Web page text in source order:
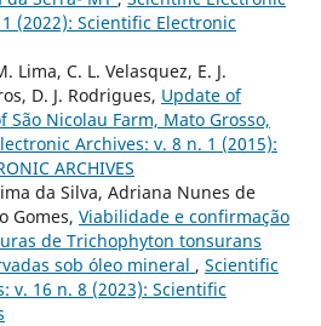
(2022): Scientific Electronic
Lima, C. L. Velasquez, E. J.
D. J. Rodrigues, Update of
São Nicolau Farm, Mato Grosso,
Archives: v. 8 n. 1 (2015):
ARCHIVES
da Silva, Adriana Nunes de
Gomes, Viabilidade e confirmação
de Trichophyton tonsurans
sob óleo mineral , Scientific
v. 16 n. 8 (2023): Scientific